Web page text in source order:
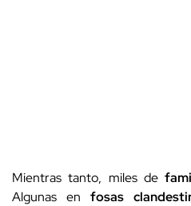
Mientras tanto, miles de
Algunas en fosas